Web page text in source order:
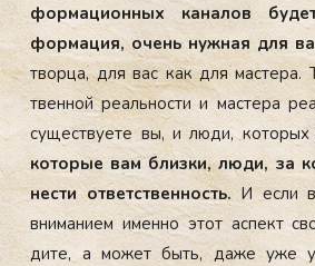
форма­ци­он­ных ка­налов
форма­ция, очень нуж­ная для
твор­ца, для вас как для
твен­ной ре­аль­нос­ти и мас­те­ра
су­щес­тву­ете вы, и лю­ди,
ко­торые вам близ­ки, лю­ди, за
нес­ти от­ветс­твен­ность.И ес­ли
вни­мани­ем имен­но этот ас­пект
дите, а мо­жет быть, да­же уже